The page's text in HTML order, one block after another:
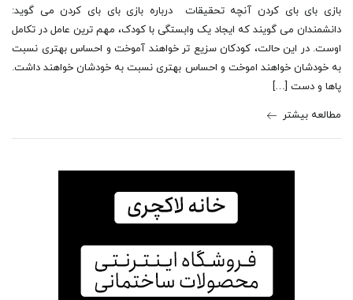
بازی بای بای کردن آنچه تحقیقات درباره بازی بای بای کردن می گوید:
دانشمندان می گویند که ایجاد یک وابستگی با کودک، مهم ترین عامل در تکامل
اوست. در این حالت، کودکان سزیع تر خواهند آموخت و احساس بهتری نسبت
به خودشان خواهند اموخت و احساس بهتری نسبت به خودشان خواهند داشت.
پاها و دست […]
مطالعه بیشتر